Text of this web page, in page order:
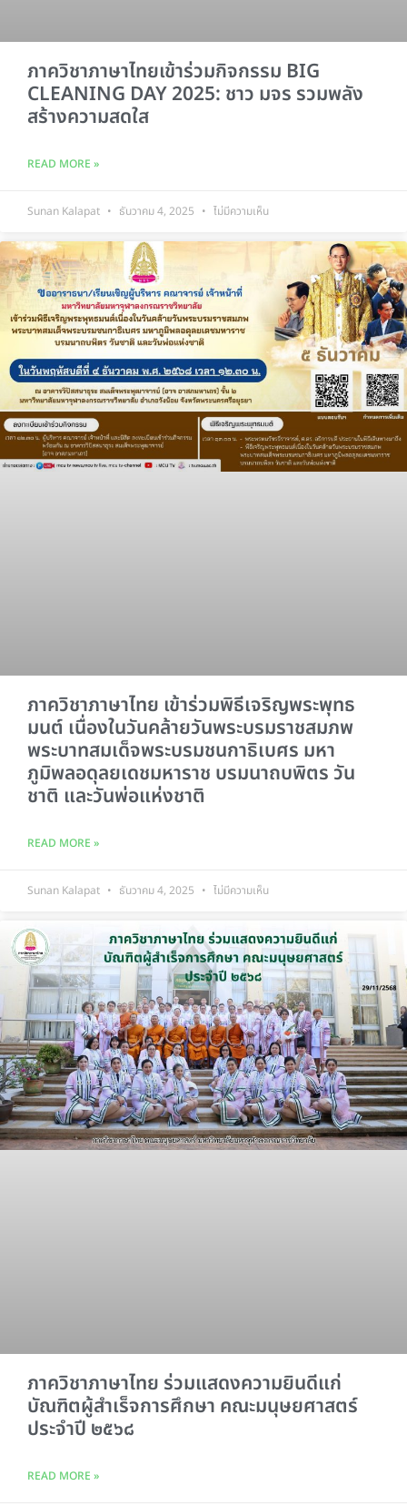
ภาควิชาภาษาไทยเข้าร่วมกิจกรรม BIG
CLEANING DAY 2025: ชาว มจร รวมพลัง
สร้างความสดใส
READ MORE »
Sunan Kalapat ธันวาคม 4, 2025 ไม่มีความเห็น
ภาควิชาภาษาไทย เข้าร่วมพิธีเจริญพระพุทธ
มนต์ เนื่องในวันคล้ายวันพระบรมราชสมภพ
พระบาทสมเด็จพระบรมชนกาธิเบศร มหา
ภูมิพลอดุลยเดชมหาราช บรมนาถบพิตร วัน
ชาติ และวันพ่อแห่งชาติ
READ MORE »
Sunan Kalapat ธันวาคม 4, 2025 ไม่มีความเห็น
ภาควิชาภาษาไทย ร่วมแสดงความยินดีแก่
บัณฑิตผู้สำเร็จการศึกษา คณะมนุษยศาสตร์
ประจำปี ๒๕๖๘
READ MORE »